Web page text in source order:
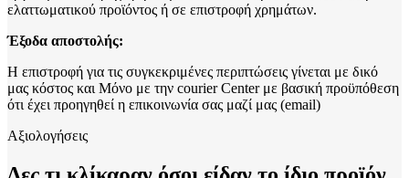
ελαττωματικού προϊόντος ή σε επιστροφή χρημάτων.
Έξοδα αποστολής:
Η επιστροφή για τις συγκεκριμένες περιπτώσεις γίνεται με δικό
μας κόστος και Μόνο με την courier Center με βασική προϋπόθεση
ότι έχει προηγηθεί η επικοινωνία σας μαζί μας (email)
Αξιολογήσεις